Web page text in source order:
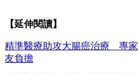
【延伸閱讀】
精準醫療助攻大腸癌治療 專
友負擔